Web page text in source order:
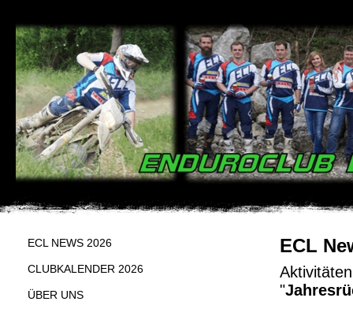
ECL
"
ECL NEWS 2026
CLUBKALENDER 2026
ÜBER UNS